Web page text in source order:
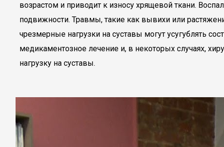
возрастом и приводит к износу хрящевой ткани.
подвижности. Травмы, такие как вывихи или
чрезмерные нагрузки на суставы могут усугублять
медикаментозное лечение и, в некоторых случаях,
нагрузку на суставы.